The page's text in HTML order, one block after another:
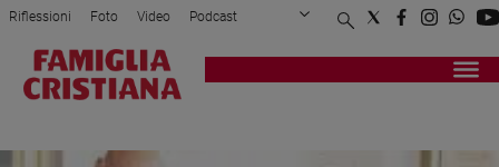
Attualità
Riflessioni Foto Video Podcast
Privacy Policy Chi siamo
Registrati Redazione